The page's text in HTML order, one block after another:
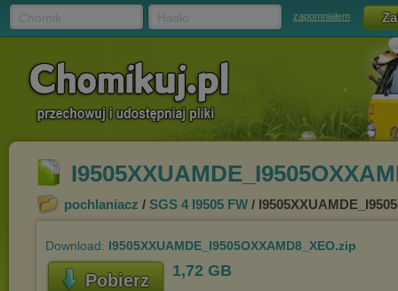
zapomniałem
pochlaniacz / SGS 4 I9505 FW /
Download: I9505XXUAMDE_I9505OXXAMD8_XEO.zip
Pobierz 1,72 GB